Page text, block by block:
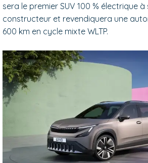
sera le premier SUV 100 % électrique
constructeur et revendiquera une
600 km en cycle mixte WLTP.